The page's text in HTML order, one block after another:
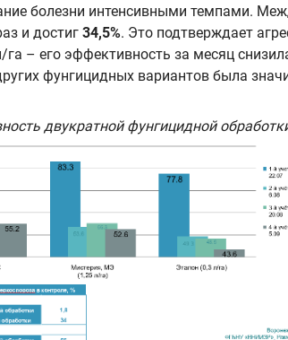
болезни интенсивными темпами.
и достиг 34,5%. Это подтверждает
га – его эффективность за месяц
фунгицидных вариантов была
двукратной фунгицидной